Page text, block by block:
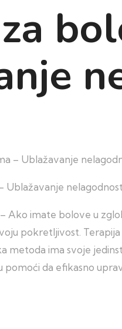
– Ublažavanje
– Ako imate bolove u
pokretljivost.
metoda ima svoje
da efikasno